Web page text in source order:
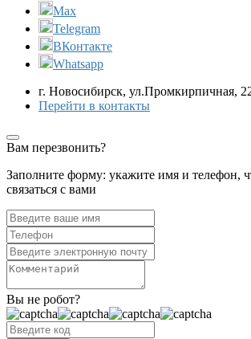
Max
Telegram
ВКонтакте
Whatsapp
г. Новосибирск, ул.Промкирпичная,
Перейти в контакты
Вам перезвонить?
Заполните форму: укажите имя и телефон,
связаться с вами
Вы не робот?